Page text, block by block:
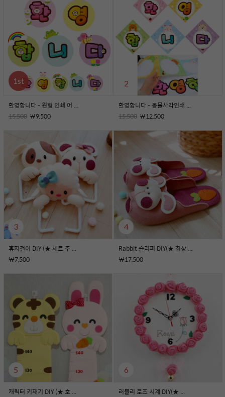
1 st
환영합니다 - 원형 인쇄 어 ...
15,500 ￦9,500
2
환영합니다 - 동물사각인쇄 ...
15,500 ￦12,500
3
휴지걸이 DIY (★ 세트 주 ...
￦7,500
4
Rabbit 슬리퍼 DIY(★ 최상 ...
￦17,500
5
캐릭터 키재기 DIY (★ 호 ...
6
러블리 로즈 시계 DIY(★ ...